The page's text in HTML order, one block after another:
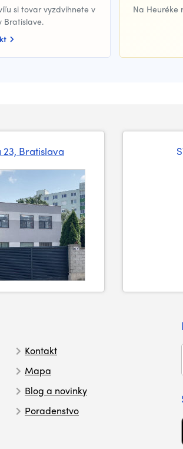
si tovar vyzdvihnete v
Bratislave.
Na Heuréke
Bratislava
Kontakt
Mapa
Blog a novinky
Poradenstvo